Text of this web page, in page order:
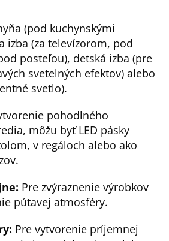
(pod kuchynskými
izba (za televízorom, pod
posteľou), detská izba (pre
svetelných efektov) alebo
svetlo).
pohodlného
môžu byť LED pásky
v regáloch alebo ako
Pre zvýraznenie výrobkov
pútavej atmosféry.
Pre vytvorenie príjemnej